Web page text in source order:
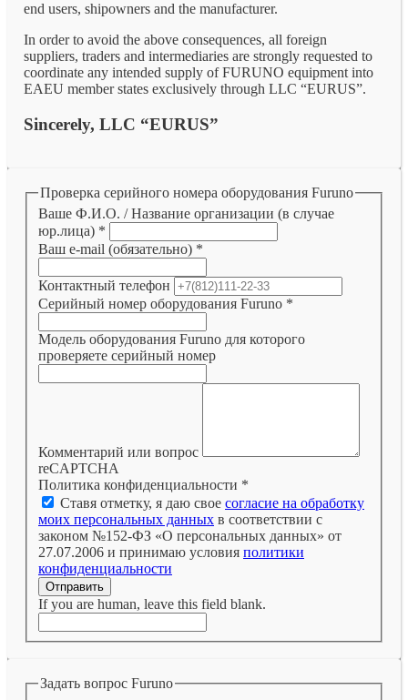
end users, shipowners and the manufacturer.
In order to avoid the above consequences, all foreign
suppliers, traders and intermediaries are strongly requested to
coordinate any intended supply of FURUNO equipment into
EAEU member states exclusively through LLC “EURUS”.
Sincerely, LLC “EURUS”
Проверка серийного номера оборудования Furuno
Ваше Ф.И.О. / Название организации (в случае
юр.лица) *
Ваш e-mail (обязательно) *
Контактный телефон
Серийный номер оборудования Furuno *
Модель оборудования Furuno для которого
проверяете серийный номер
Комментарий или вопрос
reCAPTCHA
Политика конфиденциальности *
Ставя отметку, я даю свое согласие на обработку
моих персональных данных в соответствии с
законом №152-ФЗ «О персональных данных» от
27.07.2006 и принимаю условия политики
конфиденциальности
Отправить
If you are human, leave this field blank.
Задать вопрос Furuno